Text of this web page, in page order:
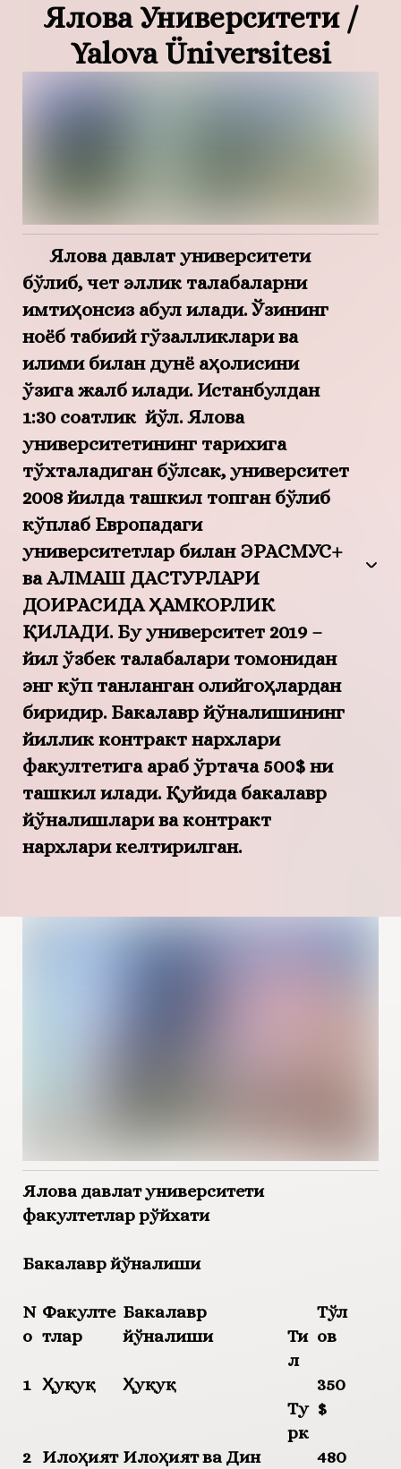
Ялова Университети /
Yalova Üniversitesi
Ялова давлат университети
бўлиб, чет эллик талабаларни
имтиҳонсиз қабул қилади. Ўзининг
ноёб табиий гўзалликлари ва
иқлими билан дунё аҳолисини
ўзига жалб қилади. Истанбулдан
1:30 соатлик йўл. Ялова
университетининг тарихига
тўхталадиган бўлсак, университет
2008 йилда ташкил топган бўлиб
кўплаб Европадаги
университетлар билан ЭРАСМУС+
ва АЛМАШ ДАСТУРЛАРИ
ДОИРАСИДА ҲАМКОРЛИК
ҚИЛАДИ. Бу университет 2019 –
йил ўзбек талабалари томонидан
энг кўп танланган олийгоҳлардан
биридир. Бакалавр йўналишининг
йиллик контракт нархлари
факултетига қараб ўртача 500$ ни
ташкил қилади. Қуйида бакалавр
йўналишлари ва контракт
нархлари келтирилган.
Ялова давлат университети
факултетлар рўйхати
Бакалавр йўналиши
N
o
Факулте
тлар
Бакалавр
йўналиши
Ти
л
Тўл
ов
1 Ҳуқуқ
Ҳуқуқ
Ту
рк
350
$
2 Илоҳият Илоҳият ва Дин
480